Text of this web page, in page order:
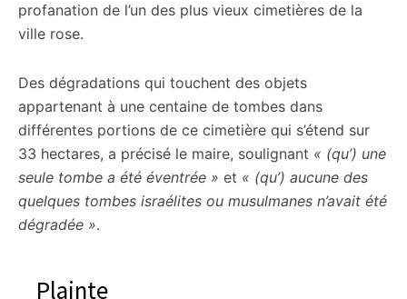
profanation de l’un des plus vieux cimetières de la
ville rose.
Des dégradations qui touchent des objets
appartenant à une centaine de tombes dans
différentes portions de ce cimetière qui s’étend sur
33 hectares, a précisé le maire, soulignant « (qu’) une
seule tombe a été éventrée » et « (qu’) aucune des
quelques tombes israélites ou musulmanes n’avait été
dégradée ».
Plainte